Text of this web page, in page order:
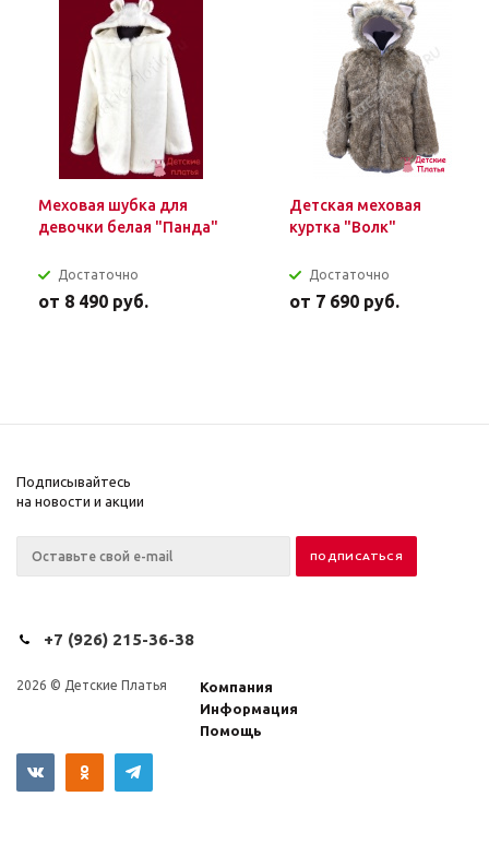
Меховая шубка для
девочки белая "Панда"
Достаточно
от 8 490 руб.
Детская меховая
куртка "Волк"
Достаточно
от 7 690 руб.
Подписывайтесь
на новости и акции
+7 (926) 215-36-38
2026 © Детские Платья
Компания
Информация
Помощь